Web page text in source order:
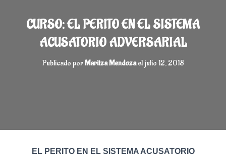
CURSO: EL PERITO EN EL SISTEMA
ACUSATORIO ADVERSARIAL
Publicado porMaritza Mendozael julio 12, 2018
EL PERITO EN EL SISTEMA ACUSATORIO